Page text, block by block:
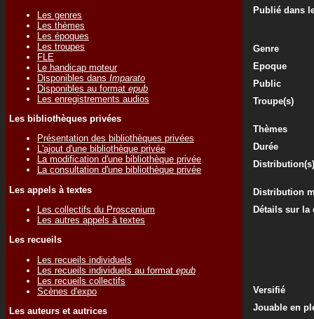
Les genres
Les thèmes
Les époques
Les troupes
FLE
Le handicap moteur
Disponibles dans Imparato
Disponibles au format epub
Les enregistrements audios
Les bibliothèques privées
Présentation des bibliothèques privées
L'ajout d'une bibliothèque privée
La modification d'une bibliothèque privée
La consultation d'une bibliothèque privée
Les appels à textes
Les collectifs du Proscenium
Les autres appels à textes
Les recueils
Les recueils individuels
Les recueils individuels au format epub
Les recueils collectifs
Scènes d'expo
Les auteurs et autrices
Publié dans
Genre
Epoque
Public
Troupe(s)
Thèmes
Durée
Distribution(s)
Distribution
Détails sur
Versifié
Jouable en